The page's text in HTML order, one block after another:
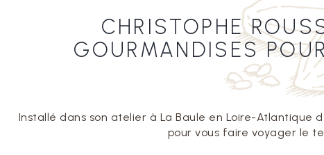
CHRISTOPHE
GOURMANDISES
Installé dans son atelier à La Baule en Loire-Atlantique
pour vous faire voyager le